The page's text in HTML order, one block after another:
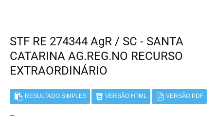
STF RE 274344 AgR / SC - SANTA
CATARINA AG.REG.NO RECURSO
EXTRAORDINÁRIO
RESULTADO SIMPLES VERSÃO HTML VERSÃO PDF